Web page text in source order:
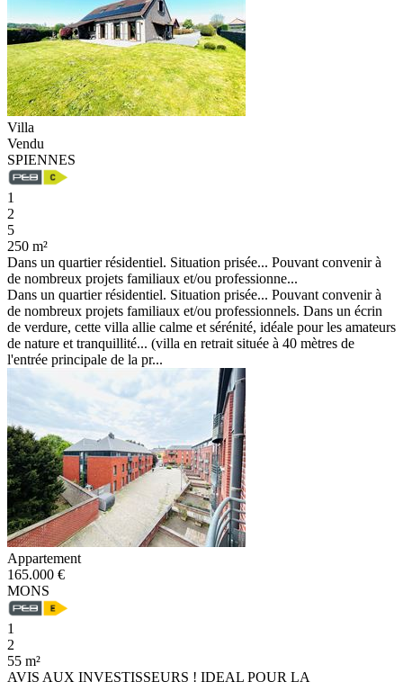
Villa
Vendu
SPIENNES
1
2
5
250 m²
Dans un quartier résidentiel. Situation prisée... Pouvant convenir à
de nombreux projets familiaux et/ou professionne...
Dans un quartier résidentiel. Situation prisée... Pouvant convenir à
de nombreux projets familiaux et/ou professionnels. Dans un écrin
de verdure, cette villa allie calme et sérénité, idéale pour les amateurs
de nature et tranquillité... (villa en retrait située à 40 mètres de
l'entrée principale de la pr...
Appartement
165.000 €
MONS
1
2
55 m²
AVIS AUX INVESTISSEURS ! IDEAL POUR LA